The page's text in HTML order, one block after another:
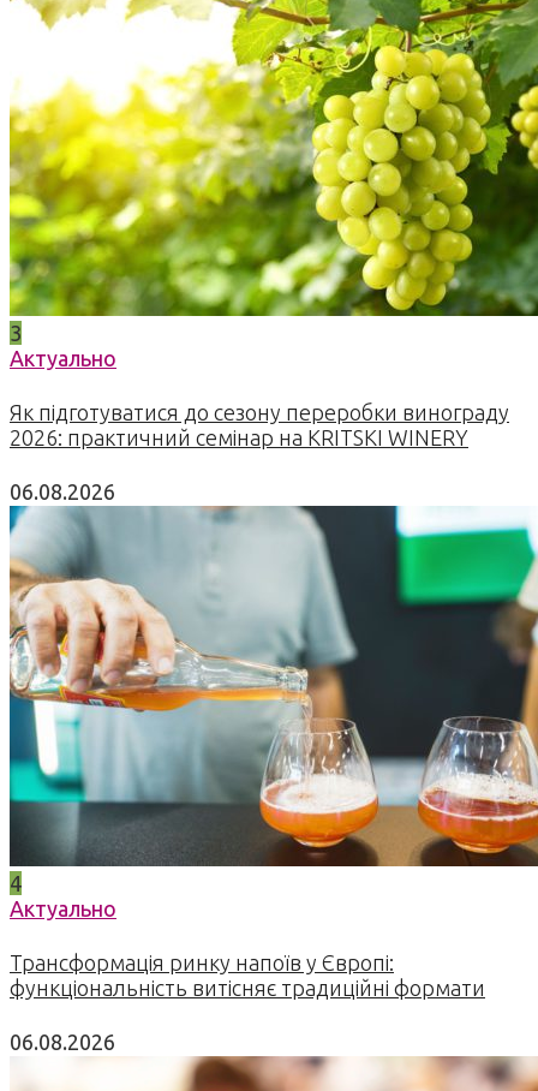
3
Актуально
Як підготуватися до сезону переробки винограду
2026: практичний семінар на KRITSKI WINERY
06.08.2026
4
Актуально
Трансформація ринку напоїв у Європі:
функціональність витісняє традиційні формати
06.08.2026